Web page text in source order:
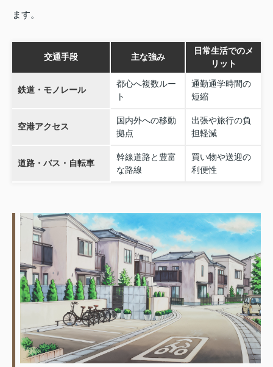
ます。
交通手段 主な強み
日常生活でのメ
リット
鉄道・モノレール
都心へ複数ルー
ト
通勤通学時間の
短縮
空港アクセス
国内外への移動
拠点
出張や旅行の負
担軽減
道路・バス・自転車
幹線道路と豊富
な路線
買い物や送迎の
利便性